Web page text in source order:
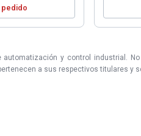
pedido
automatización y control
a sus respectivos titulares y